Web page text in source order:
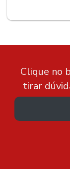
Clique no
tirar